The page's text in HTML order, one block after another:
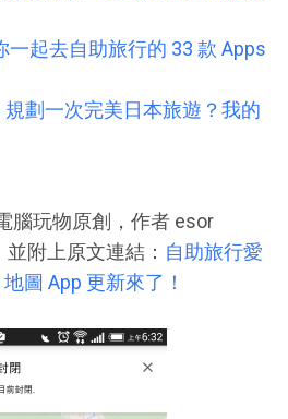
一起去自助旅行的 33 款 Apps
劃一次完美日本旅遊？我的
腦玩物原創，作者 esor
附上原文連結： 自助旅行愛
圖 App 更新來了！